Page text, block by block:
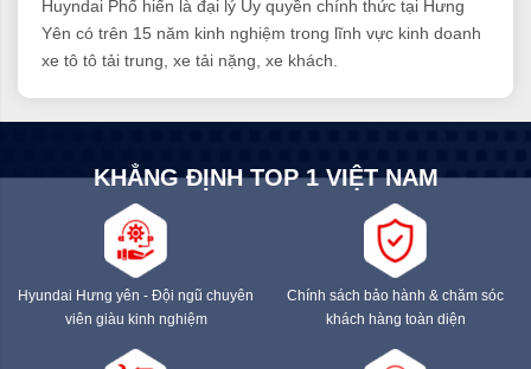
Hệ thống lái Trợ lực thủy lực
Khóa cửa trung
RADIO+AUX+USB
Huyndai Phố hiến là đại lý Ủy quyền chính thức tại Hưng
Yên có trên 15 năm kinh nghiệm trong lĩnh vực kinh doanh
xe tô tô tải trung, xe tải nặng, xe khách.
KHẲNG ĐỊNH TOP 1 VIỆT NAM
Hyundai Hưng yên - Đội ngũ chuyên
viên giàu kinh nghiệm
Chính sách bảo hành & chăm sóc
khách hàng toàn diện